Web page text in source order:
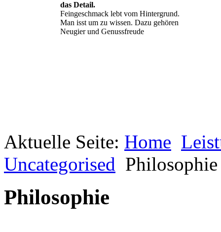
das Detail.
Feingeschmack lebt vom Hintergrund.
Man isst um zu wissen. Dazu gehören
Neugier und Genussfreude
Geheimnisse, die
keine sind.
Ein Potpourri professioneller Rezepte.
Für Liebhaber der einfachen und
regionalen Küche. Nachkochbar, aber
Aktuelle Seite: Home
Uncategorised Philosophie
Philosophie